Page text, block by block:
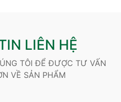
LIÊN HỆ
TÔI ĐỂ ĐƯỢC TƯ VẤN
VỀ SẢN PHẨM